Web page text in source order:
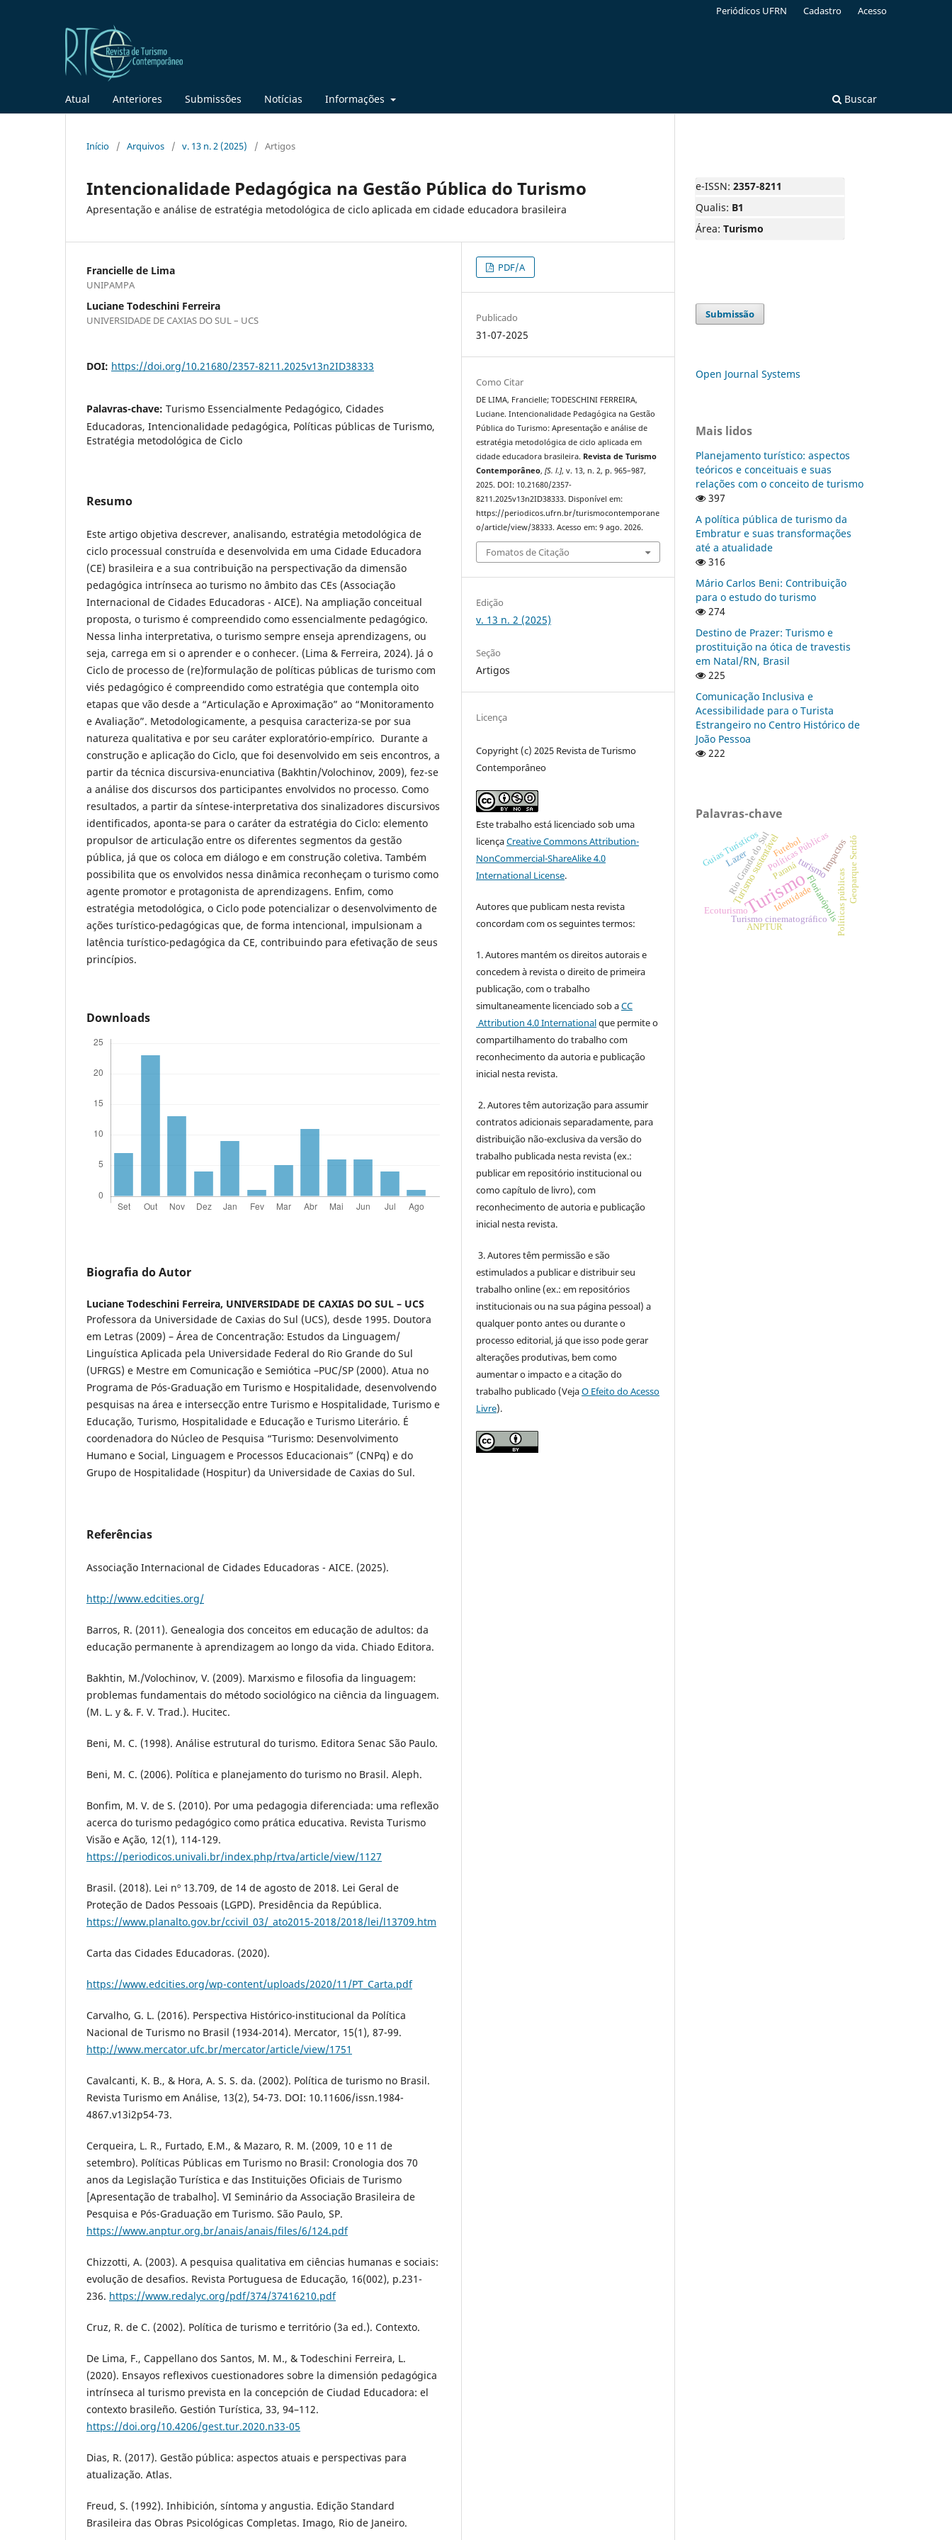
Atual Anteriores Submissões Notícias Informações Buscar
Periódicos UFRN Cadastro Acesso
Início / Arquivos / v. 13 n. 2 (2025) / Artigos
Intencionalidade Pedagógica na Gestão Pública do Turismo
Apresentação e análise de estratégia metodológica de ciclo aplicada em cidade educadora brasileira
Francielle de Lima
UNIPAMPA
Luciane Todeschini Ferreira
UNIVERSIDADE DE CAXIAS DO SUL – UCS
DOI: https://doi.org/10.21680/2357-8211.2025v13n2ID38333
Palavras-chave: Turismo Essencialmente Pedagógico, Cidades
Educadoras, Intencionalidade pedagógica, Políticas públicas de Turismo,
Estratégia metodológica de Ciclo
Resumo
Este artigo objetiva descrever, analisando, estratégia metodológica de
ciclo processual construída e desenvolvida em uma Cidade Educadora
(CE) brasileira e a sua contribuição na perspectivação da dimensão
pedagógica intrínseca ao turismo no âmbito das CEs (Associação
Internacional de Cidades Educadoras - AICE). Na ampliação conceitual
proposta, o turismo é compreendido como essencialmente pedagógico.
Nessa linha interpretativa, o turismo sempre enseja aprendizagens, ou
seja, carrega em si o aprender e o conhecer. (Lima & Ferreira, 2024). Já o
Ciclo de processo de (re)formulação de políticas públicas de turismo com
viés pedagógico é compreendido como estratégia que contempla oito
etapas que vão desde a “Articulação e Aproximação” ao “Monitoramento
e Avaliação”. Metodologicamente, a pesquisa caracteriza-se por sua
natureza qualitativa e por seu caráter exploratório-empírico. Durante a
construção e aplicação do Ciclo, que foi desenvolvido em seis encontros, a
partir da técnica discursiva-enunciativa (Bakhtin/Volochinov, 2009), fez-se
a análise dos discursos dos participantes envolvidos no processo. Como
resultados, a partir da síntese-interpretativa dos sinalizadores discursivos
identificados, aponta-se para o caráter da estratégia do Ciclo: elemento
propulsor de articulação entre os diferentes segmentos da gestão
pública, já que os coloca em diálogo e em construção coletiva. Também
possibilita que os envolvidos nessa dinâmica reconheçam o turismo como
agente promotor e protagonista de aprendizagens. Enfim, como
estratégia metodológica, o Ciclo pode potencializar o desenvolvimento de
ações turístico-pedagógicas que, de forma intencional, impulsionam a
latência turístico-pedagógica da CE, contribuindo para efetivação de seus
princípios.
Downloads
Biografia do Autor
Luciane Todeschini Ferreira, UNIVERSIDADE DE CAXIAS DO SUL – UCS
Professora da Universidade de Caxias do Sul (UCS), desde 1995. Doutora
em Letras (2009) – Área de Concentração: Estudos da Linguagem/
Linguística Aplicada pela Universidade Federal do Rio Grande do Sul
(UFRGS) e Mestre em Comunicação e Semiótica –PUC/SP (2000). Atua no
Programa de Pós-Graduação em Turismo e Hospitalidade, desenvolvendo
pesquisas na área e intersecção entre Turismo e Hospitalidade, Turismo e
Educação, Turismo, Hospitalidade e Educação e Turismo Literário. É
coordenadora do Núcleo de Pesquisa “Turismo: Desenvolvimento
Humano e Social, Linguagem e Processos Educacionais” (CNPq) e do
Grupo de Hospitalidade (Hospitur) da Universidade de Caxias do Sul.
Referências
Associação Internacional de Cidades Educadoras - AICE. (2025).
http://www.edcities.org/
Barros, R. (2011). Genealogia dos conceitos em educação de adultos: da
educação permanente à aprendizagem ao longo da vida. Chiado Editora.
Bakhtin, M./Volochinov, V. (2009). Marxismo e filosofia da linguagem:
problemas fundamentais do método sociológico na ciência da linguagem.
(M. L. y &. F. V. Trad.). Hucitec.
Beni, M. C. (1998). Análise estrutural do turismo. Editora Senac São Paulo.
Beni, M. C. (2006). Política e planejamento do turismo no Brasil. Aleph.
Bonfim, M. V. de S. (2010). Por uma pedagogia diferenciada: uma reflexão
acerca do turismo pedagógico como prática educativa. Revista Turismo
Visão e Ação, 12(1), 114-129.
https://periodicos.univali.br/index.php/rtva/article/view/1127
Brasil. (2018). Lei nº 13.709, de 14 de agosto de 2018. Lei Geral de
Proteção de Dados Pessoais (LGPD). Presidência da República.
https://www.planalto.gov.br/ccivil_03/_ato2015-2018/2018/lei/l13709.htm
Carta das Cidades Educadoras. (2020).
https://www.edcities.org/wp-content/uploads/2020/11/PT_Carta.pdf
Carvalho, G. L. (2016). Perspectiva Histórico-institucional da Política
Nacional de Turismo no Brasil (1934-2014). Mercator, 15(1), 87-99.
http://www.mercator.ufc.br/mercator/article/view/1751
Cavalcanti, K. B., & Hora, A. S. S. da. (2002). Política de turismo no Brasil.
Revista Turismo em Análise, 13(2), 54-73. DOI: 10.11606/issn.1984-
4867.v13i2p54-73.
Cerqueira, L. R., Furtado, E.M., & Mazaro, R. M. (2009, 10 e 11 de
setembro). Políticas Públicas em Turismo no Brasil: Cronologia dos 70
anos da Legislação Turística e das Instituições Oficiais de Turismo
[Apresentação de trabalho]. VI Seminário da Associação Brasileira de
Pesquisa e Pós-Graduação em Turismo. São Paulo, SP.
https://www.anptur.org.br/anais/anais/files/6/124.pdf
Chizzotti, A. (2003). A pesquisa qualitativa em ciências humanas e sociais:
evolução de desafios. Revista Portuguesa de Educação, 16(002), p.231-
236. https://www.redalyc.org/pdf/374/37416210.pdf
Cruz, R. de C. (2002). Política de turismo e território (3a ed.). Contexto.
De Lima, F., Cappellano dos Santos, M. M., & Todeschini Ferreira, L.
(2020). Ensayos reflexivos cuestionadores sobre la dimensión pedagógica
intrínseca al turismo prevista en la concepción de Ciudad Educadora: el
contexto brasileño. Gestión Turística, 33, 94–112.
https://doi.org/10.4206/gest.tur.2020.n33-05
Dias, R. (2017). Gestão pública: aspectos atuais e perspectivas para
atualização. Atlas.
Freud, S. (1992). Inhibición, síntoma y angustia. Edição Standard
Brasileira das Obras Psicológicas Completas. Imago, Rio de Janeiro.
PDF/A
Publicado
31-07-2025
Como Citar
DE LIMA, Francielle; TODESCHINI FERREIRA,
Luciane. Intencionalidade Pedagógica na Gestão
Pública do Turismo: Apresentação e análise de
estratégia metodológica de ciclo aplicada em
cidade educadora brasileira. Revista de Turismo
Contemporâneo,[S. l.], v. 13, n. 2, p. 965–987,
2025. DOI: 10.21680/2357-
8211.2025v13n2ID38333. Disponível em:
https://periodicos.ufrn.br/turismocontemporane
o/article/view/38333. Acesso em: 9 ago. 2026.
Fomatos de Citação
Edição
v. 13 n. 2 (2025)
Seção
Artigos
Licença
Copyright (c) 2025 Revista de Turismo
Contemporâneo
Este trabalho está licenciado sob uma
licençaCreative Commons Attribution-
NonCommercial-ShareAlike 4.0
International License.
Autores que publicam nesta revista
concordam com os seguintes termos:
1. Autores mantém os direitos autorais e
concedem à revista o direito de primeira
publicação, com o trabalho
simultaneamente licenciado sob aCC
Attribution 4.0 Internationalque permite o
compartilhamento do trabalho com
reconhecimento da autoria e publicação
inicial nesta revista.
2. Autores têm autorização para assumir
contratos adicionais separadamente, para
distribuição não-exclusiva da versão do
trabalho publicada nesta revista (ex.:
publicar em repositório institucional ou
como capítulo de livro), com
reconhecimento de autoria e publicação
inicial nesta revista.
3. Autores têm permissão e são
estimulados a publicar e distribuir seu
trabalho online (ex.: em repositórios
institucionais ou na sua página pessoal) a
qualquer ponto antes ou durante o
processo editorial, já que isso pode gerar
alterações produtivas, bem como
aumentar o impacto e a citação do
trabalho publicado (VejaO Efeito do Acesso
Livre).
e-ISSN: 2357-8211
Qualis: B1
Área: Turismo
Submissão
Open Journal Systems
Mais lidos
Planejamento turístico: aspectos
teóricos e conceituais e suas
relações com o conceito de turismo
397
A política pública de turismo da
Embratur e suas transformações
até a atualidade
316
Mário Carlos Beni: Contribuição
para o estudo do turismo
274
Destino de Prazer: Turismo e
prostituição na ótica de travestis
em Natal/RN, Brasil
225
Comunicação Inclusiva e
Acessibilidade para o Turista
Estrangeiro no Centro Histórico de
João Pessoa
222
Palavras-chave
Turismo
Turismo sustentável turismoImpactos
Lazer
Ecoturismo Florianópolis
Turismo cinematográfico Políticas públicas
Paraná
Políticas Públicas
Identidade
Rio Grande do Sul
Guias Turísticos Futebol
ANPTUR
Geoparque Seridó